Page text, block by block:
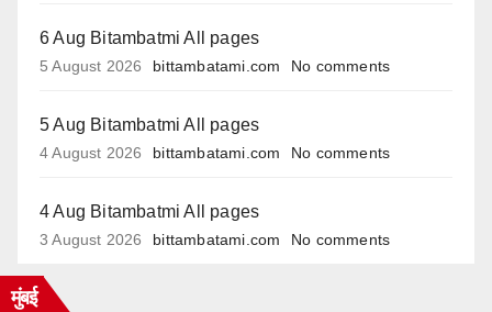
6 Aug Bitambatmi All pages
5 August 2026 bittambatami.com No comments
5 Aug Bitambatmi All pages
4 August 2026 bittambatami.com No comments
4 Aug Bitambatmi All pages
3 August 2026 bittambatami.com No comments
मुंबई